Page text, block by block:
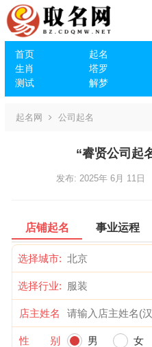
首页 起名
生肖
塔罗
测试
解梦
起名网 公司起名
“睿贤公司起
发布: 2025年 6月 11日
店铺起名 事业运程
选择城市:
选择行业:
店主姓名
性 别 男 女